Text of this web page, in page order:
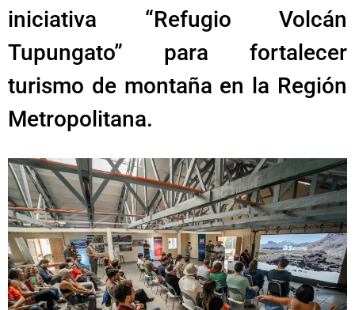
iniciativa “Refugio Volcán
Tupungato” para fortalecer
turismo de montaña en la Región
Metropolitana.